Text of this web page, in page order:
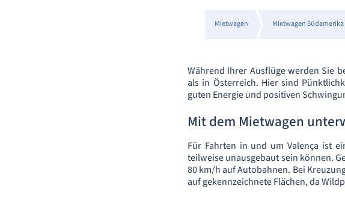
Mietwagen Mietwagen Südamerika
Während Ihrer Ausflüge werden Sie
als in Österreich. Hier sind
guten Energie und positiven
Mit dem Mietwagen
Für Fahrten in und um Valença ist
teilweise unausgebaut sein können.
80 km/h auf Autobahnen. Bei
auf gekennzeichnete Flächen, da